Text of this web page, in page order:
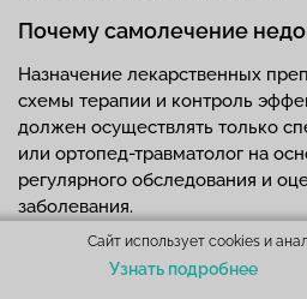
Почему самолечение
Назначение лекарственных
схемы терапии и контроль
должен осуществлять только
или ортопед-травматолог на
регулярного обследования и
заболевания.
Сайт использует cookies и
Узнать подробнее